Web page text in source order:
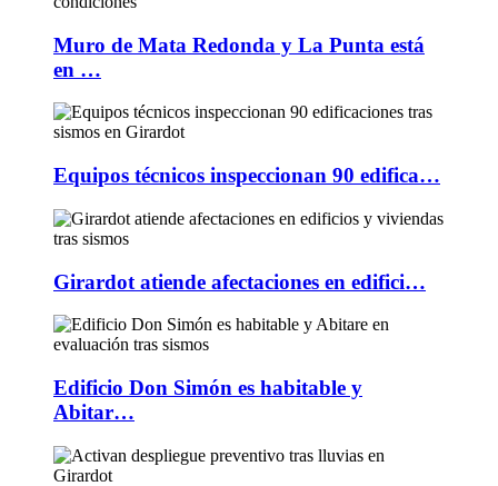
Muro de Mata Redonda y La Punta está
en …
Equipos técnicos inspeccionan 90 edifica…
Girardot atiende afectaciones en edifici…
Edificio Don Simón es habitable y
Abitar…